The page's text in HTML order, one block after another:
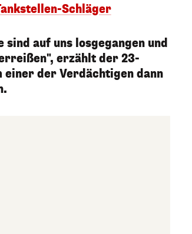
Schläger
auf uns losgegangen und
erzählt der 23-
einer der Verdächtigen dann